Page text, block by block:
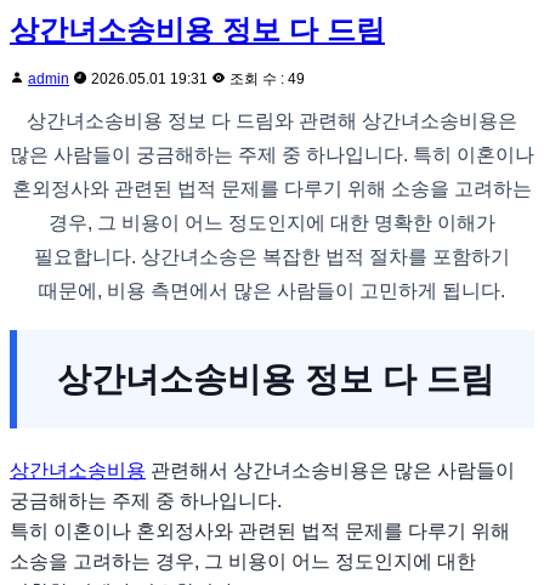
상간녀소송비용 정보 다 드림
admin 2026.05.01 19:31 조회 수 : 49
상간녀소송비용 정보 다 드림와 관련해 상간녀소송비용은
많은 사람들이 궁금해하는 주제 중 하나입니다. 특히 이혼이나
혼외정사와 관련된 법적 문제를 다루기 위해 소송을 고려하는
경우, 그 비용이 어느 정도인지에 대한 명확한 이해가
필요합니다. 상간녀소송은 복잡한 법적 절차를 포함하기
때문에, 비용 측면에서 많은 사람들이 고민하게 됩니다.
상간녀소송비용 정보 다 드림
상간녀소송비용 관련해서 상간녀소송비용은 많은 사람들이
궁금해하는 주제 중 하나입니다.
특히 이혼이나 혼외정사와 관련된 법적 문제를 다루기 위해
소송을 고려하는 경우, 그 비용이 어느 정도인지에 대한